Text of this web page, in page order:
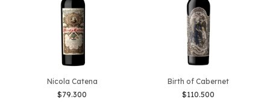
Nicola Catena
$79.300
Birth of Cabernet
$110.500